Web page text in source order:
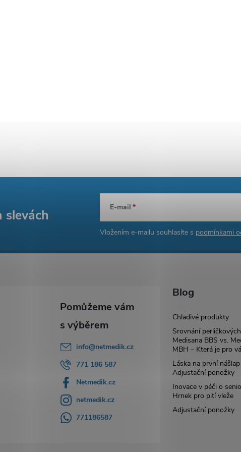
slevách E-mail
Vložením e-mailu souhlasíte s podmínkami
info@netmedik.cz
771 186 587
Netmedik.cz
netmedik.cz
771186587
Blog
Chladivé produkty
Srovnání
Medisana BBS vs.
MBH – Která je pro
Láska na první
Adjustační ponožky
Inovace v péči o
Hrnek pro pití vleže
Adjustační ponožky